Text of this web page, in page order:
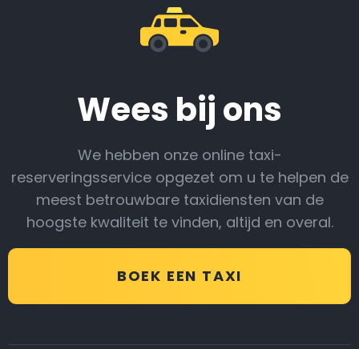
Wees bij ons
We hebben onze online taxi-
reserveringsservice opgezet om u te helpen de
meest betrouwbare taxidiensten van de
hoogste kwaliteit te vinden, altijd en overal.
BOEK EEN TAXI